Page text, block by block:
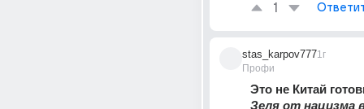
1
stas_karpov777
Профи
1г
Это не Китай
Зеля от нацизма